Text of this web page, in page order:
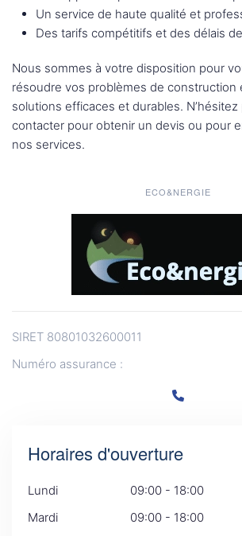
Un service de haute qualité et
Des tarifs compétitifs et des délais
Nous sommes à votre disposition pour
résoudre vos problèmes de construction
solutions efficaces et durables. N’hésitez
contacter pour obtenir un devis ou pour
nos services.
ECO&NERGIE
SIRET 80801032600011
Numéro assurance :
Horaires d'ouverture
Lundi
09:00 - 18:00
Mardi
09:00 - 18:00